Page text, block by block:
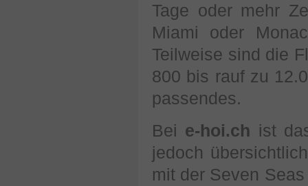
Tage oder mehr
Miami oder
Teilweise sind die
800 bis rauf zu
passendes.
Bei e-hoi.ch ist
jedoch
mit der Seven